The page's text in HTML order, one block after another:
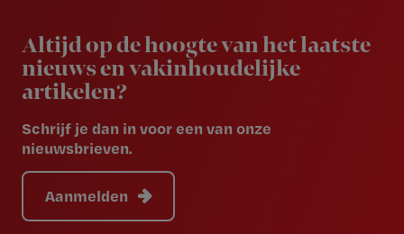
Altijd op de hoogte van het laatste
nieuws en vakinhoudelijke
artikelen?
Schrijf je dan in voor een van onze
nieuwsbrieven.
Aanmelden